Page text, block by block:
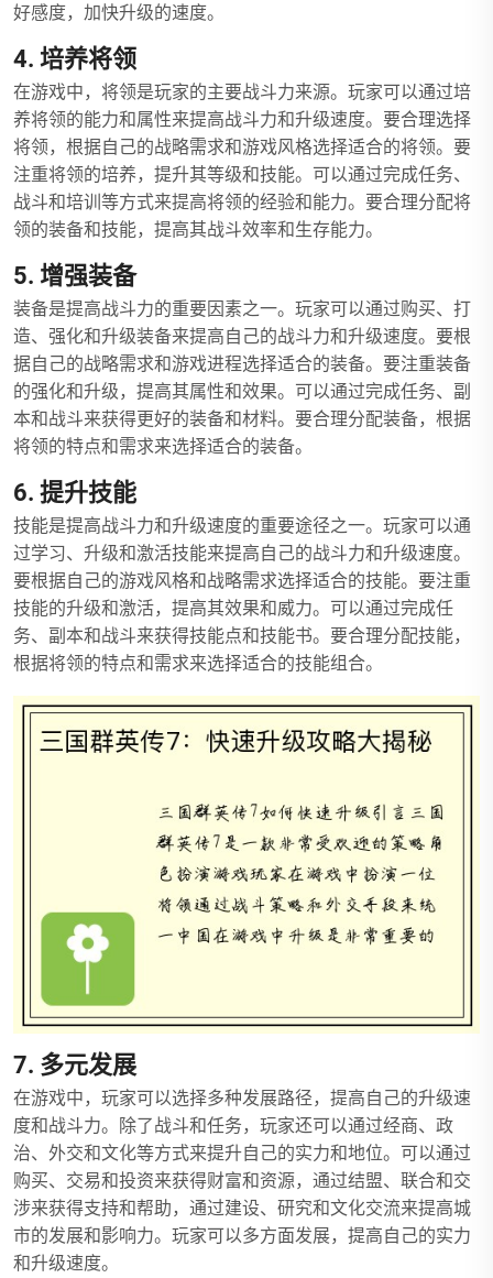
好感度，加快升级的速度。
4. 培养将领
在游戏中，将领是玩家的主要战斗力来源。玩家可以通过培
养将领的能力和属性来提高战斗力和升级速度。要合理选择
将领，根据自己的战略需求和游戏风格选择适合的将领。要
注重将领的培养，提升其等级和技能。可以通过完成任务、
战斗和培训等方式来提高将领的经验和能力。要合理分配将
领的装备和技能，提高其战斗效率和生存能力。
5. 增强装备
装备是提高战斗力的重要因素之一。玩家可以通过购买、打
造、强化和升级装备来提高自己的战斗力和升级速度。要根
据自己的战略需求和游戏进程选择适合的装备。要注重装备
的强化和升级，提高其属性和效果。可以通过完成任务、副
本和战斗来获得更好的装备和材料。要合理分配装备，根据
将领的特点和需求来选择适合的装备。
6. 提升技能
技能是提高战斗力和升级速度的重要途径之一。玩家可以通
过学习、升级和激活技能来提高自己的战斗力和升级速度。
要根据自己的游戏风格和战略需求选择适合的技能。要注重
技能的升级和激活，提高其效果和威力。可以通过完成任
务、副本和战斗来获得技能点和技能书。要合理分配技能，
根据将领的特点和需求来选择适合的技能组合。
7. 多元发展
在游戏中，玩家可以选择多种发展路径，提高自己的升级速
度和战斗力。除了战斗和任务，玩家还可以通过经商、政
治、外交和文化等方式来提升自己的实力和地位。可以通过
购买、交易和投资来获得财富和资源，通过结盟、联合和交
涉来获得支持和帮助，通过建设、研究和文化交流来提高城
市的发展和影响力。玩家可以多方面发展，提高自己的实力
和升级速度。